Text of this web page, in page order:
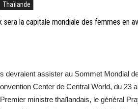
Thaïlande
sera la capitale mondiale des femmes en
devraient assister au Sommet Mondial
Center de Central World, du 23
ministre thaïlandais, le général